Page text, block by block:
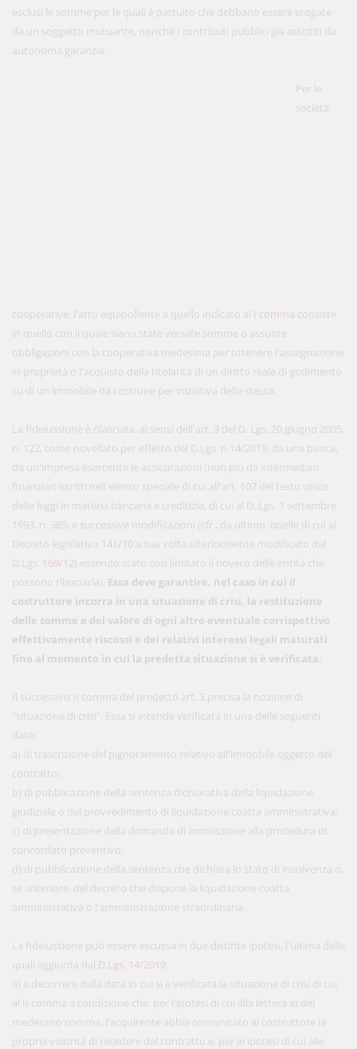
esclusi le somme per le quali è pattuito che debbano essere erogate
da un soggetto mutuante, nonchè i contributi pubblici già assistiti da
autonoma garanzia.
Per le
società
cooperative, l'atto equipollente a quello indicato al I comma consiste
in quello con il quale siano state versate somme o assunte
obbligazioni con la cooperativa medesima per ottenere l'assegnazione
in proprietà o l'acquisto della titolarità di un diritto reale di godimento
su di un immobile da costruire per iniziativa della stessa.
La fideiussione è rilasciata, ai sensi dell'art. 3 del D. Lgs. 20 giugno 2005,
n. 122, come novellato per effetto del D.Lgs. n.14/2019, da una banca,
da un'impresa esercente le assicurazioni (non più da intermediari
finanziari iscritti nell'elenco speciale di cui all'art. 107 del testo unico
delle leggi in materia bancaria e creditizia, di cui al D. Lgs. 1 settembre
1993, n. 385, e successive modificazioni (cfr., da ultimo, quelle di cui al
Decreto legislativo 141/10 a sua volta ulteriormente modificato dal
D.Lgs. 169/12) essendo stato così limitato il novero delle entità che
possono rilasciarla). Essa deve garantire, nel caso in cui il
costruttore incorra in una situazione di crisi, la restituzione
delle somme e del valore di ogni altro eventuale corrispettivo
effettivamente riscossi e dei relativi interessi legali maturati
fino al momento in cui la predetta situazione si è verificata.
Il successivo II comma del predetto art. 3 precisa la nozione di
"situazione di crisi". Essa si intende verificata in una delle seguenti
date:
a) di trascrizione del pignoramento relativo all'immobile oggetto del
contratto;
b) di pubblicazione della sentenza dichiarativa della liquidazione
giudiziale o del provvedimento di liquidazione coatta amministrativa;
c) di presentazione della domanda di ammissione alla procedura di
concordato preventivo;
d) di pubblicazione della sentenza che dichiara lo stato di insolvenza o,
se anteriore, del decreto che dispone la liquidazione coatta
amministrativa o l'amministrazione straordinaria.
La fideiussione può essere escussa in due distinte ipotesi, l'ultima delle
quali aggiunta dal D.Lgs. 14/2019:
a) a decorrere dalla data in cui si è verificata la situazione di crisi di cui
al II comma a condizione che, per l'ipotesi di cui alla lettera a) del
medesimo comma, l'acquirente abbia comunicato al costruttore la
propria volontà di recedere dal contratto e, per le ipotesi di cui alle